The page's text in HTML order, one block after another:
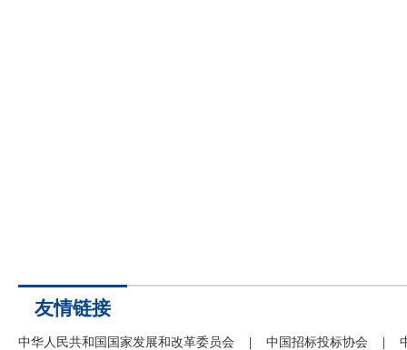
友情链接
中华人民共和国国家发展和改革委员会 中国招标投标协会